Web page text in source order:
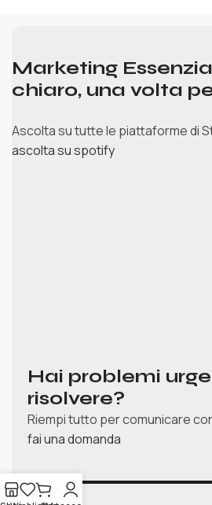
Marketing
chiaro, una volta
Ascolta su tutte le piattaforme di
ascolta su spotify
Hai problemi
risolvere?
Riempi tutto per comunicare
fai una domanda